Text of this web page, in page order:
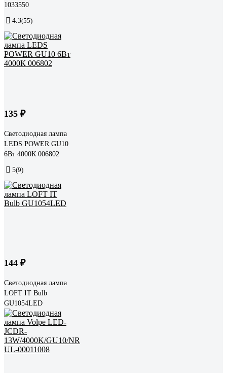
1033550
4.3(55)
135 ₽
Светодиодная лампа
LEDS POWER GU10
6Вт 4000К 006802
5(9)
144 ₽
Светодиодная лампа
LOFT IT Bulb
GU1054LED